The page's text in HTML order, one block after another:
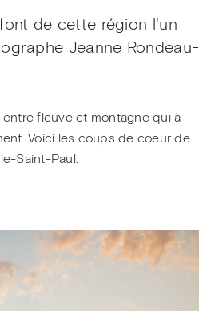
de cette région l'un
Jeanne Rondeau-
fleuve et montagne qui à
Voici les coups de coeur de
Saint-Paul.